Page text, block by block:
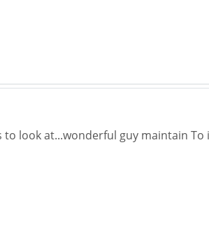
look at...wonderful guy maintain